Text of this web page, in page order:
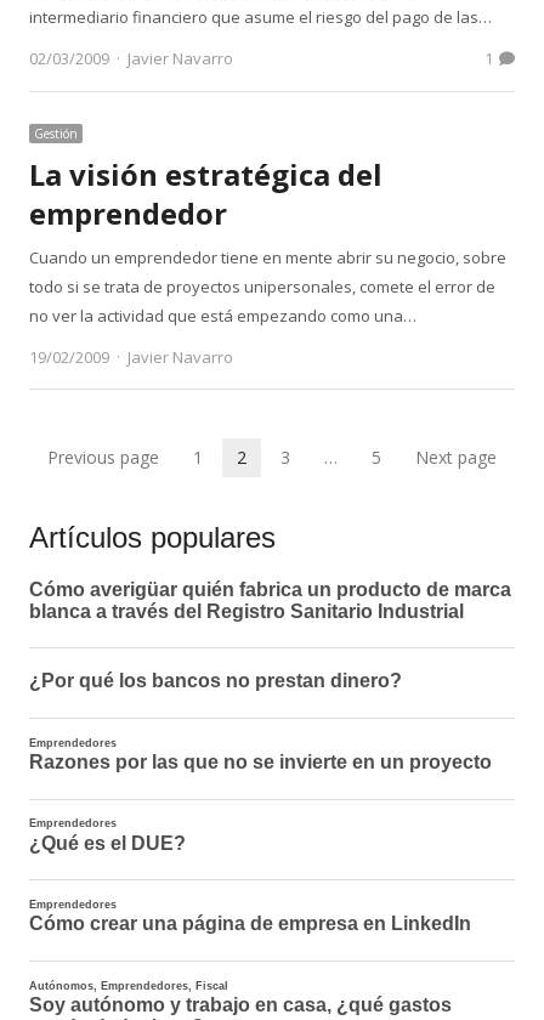
intermediario financiero que asume el riesgo del pago de las…
02/03/2009
Author
Javier Navarro 1
Gestión
La visión estratégica del
emprendedor
Cuando un emprendedor tiene en mente abrir su negocio, sobre
todo si se trata de proyectos unipersonales, comete el error de
no ver la actividad que está empezando como una…
19/02/2009
Author
Javier Navarro
Paginación
entradas
Previous page Page
1 Page
2 Page
3 … Page
5 Next page
Artículos populares